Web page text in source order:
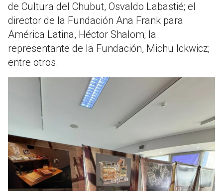
de Cultura del Chubut, Osvaldo Labastié; el
director de la Fundación Ana Frank para
América Latina, Héctor Shalom; la
representante de la Fundación, Michu Ickwicz;
entre otros.